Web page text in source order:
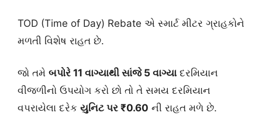
TOD (Time of Day) Rebate એ સ્માર્ટ મીટર ગ્રાહકોને
મળતી વિશેષ રાહત છે.
જો તમે બપોરે 11 વાગ્યાથી સાંજે 5 વાગ્યાદરમિયાન
વીજળીનો ઉપયોગ કરો છો તો તે સમય દરમિયાન
વપરાયેલા દરેક યુનિટ પર ₹0.60 ની રાહત મળે છે.